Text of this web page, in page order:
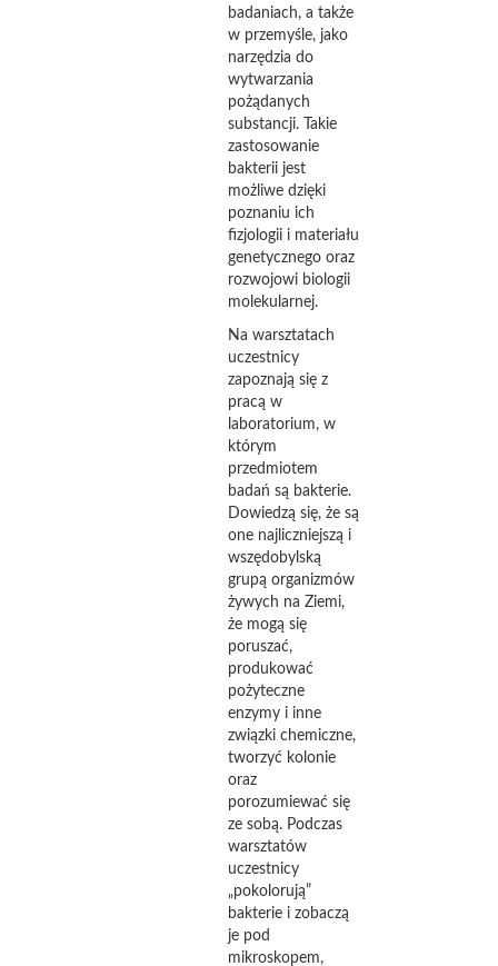
badaniach, a także
w przemyśle, jako
narzędzia do
wytwarzania
pożądanych
substancji. Takie
zastosowanie
bakterii jest
możliwe dzięki
poznaniu ich
fizjologii i materiału
genetycznego oraz
rozwojowi biologii
molekularnej.
Na warsztatach
uczestnicy
zapoznają się z
pracą w
laboratorium, w
którym
przedmiotem
badań są bakterie.
Dowiedzą się, że są
one najliczniejszą i
wszędobylską
grupą organizmów
żywych na Ziemi,
że mogą się
poruszać,
produkować
pożyteczne
enzymy i inne
związki chemiczne,
tworzyć kolonie
oraz
porozumiewać się
ze sobą. Podczas
warsztatów
uczestnicy
„pokolorują”
bakterie i zobaczą
je pod
mikroskopem,